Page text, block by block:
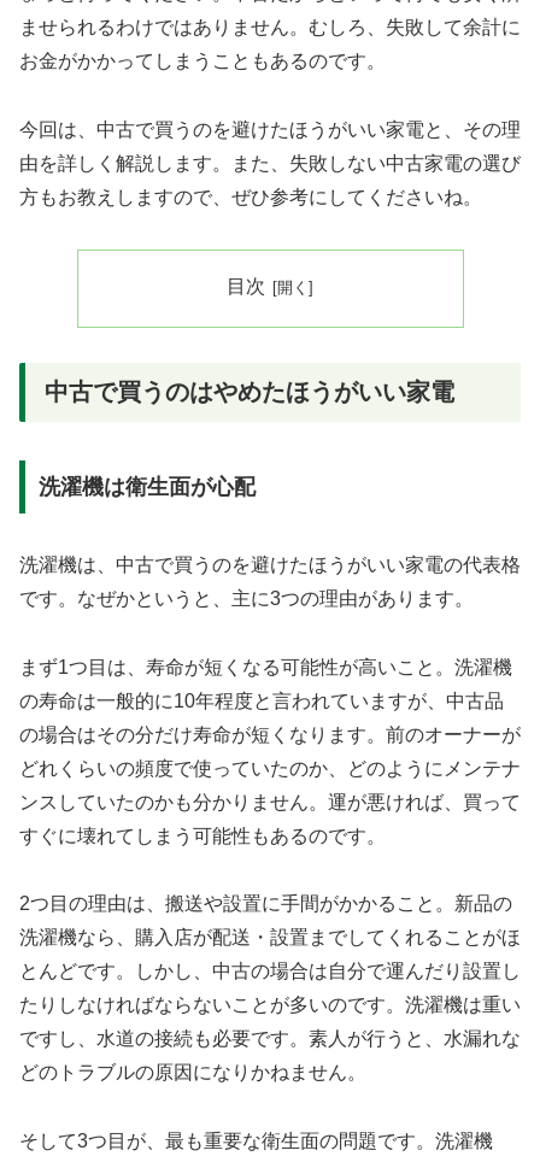
ませられるわけではありません。むしろ、失敗して余計に
お金がかかってしまうこともあるのです。
今回は、中古で買うのを避けたほうがいい家電と、その理
由を詳しく解説します。また、失敗しない中古家電の選び
方もお教えしますので、ぜひ参考にしてくださいね。
目次
中古で買うのはやめたほうがいい家電
洗濯機は衛生面が心配
洗濯機は、中古で買うのを避けたほうがいい家電の代表格
です。なぜかというと、主に3つの理由があります。
まず1つ目は、寿命が短くなる可能性が高いこと。洗濯機
の寿命は一般的に10年程度と言われていますが、中古品
の場合はその分だけ寿命が短くなります。前のオーナーが
どれくらいの頻度で使っていたのか、どのようにメンテナ
ンスしていたのかも分かりません。運が悪ければ、買って
すぐに壊れてしまう可能性もあるのです。
2つ目の理由は、搬送や設置に手間がかかること。新品の
洗濯機なら、購入店が配送・設置までしてくれることがほ
とんどです。しかし、中古の場合は自分で運んだり設置し
たりしなければならないことが多いのです。洗濯機は重い
ですし、水道の接続も必要です。素人が行うと、水漏れな
どのトラブルの原因になりかねません。
そして3つ目が、最も重要な衛生面の問題です。洗濯機